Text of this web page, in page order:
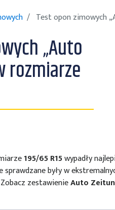
Test opon zimowych
„Auto
rozmiarze
195/65 R15wypadły
sprawdzane były w
zestawienieAuto